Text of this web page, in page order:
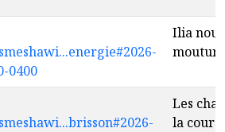
0400
Ilia
mouture
Les
la cour